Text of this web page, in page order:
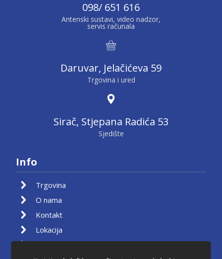
098/ 651 616
Antenski sustavi, video nadzor,
servis računala
Daruvar, Jelačićeva 59
Trgovina i ured
Sirač, Stjepana Radića 53
Sjedište
Info
Trgovina
O nama
Kontakt
Lokacija